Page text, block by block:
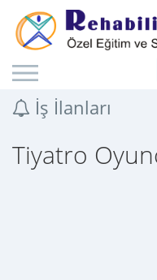
İş İlanları
Tiyatro